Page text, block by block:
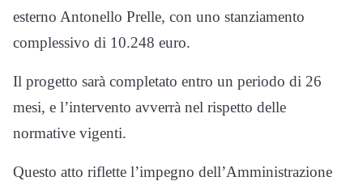
esterno Antonello Prelle, con uno stanziamento
complessivo di 10.248 euro.
Il progetto sarà completato entro un periodo di 26
mesi, e l’intervento avverrà nel rispetto delle
normative vigenti.
Questo atto riflette l’impegno dell’Amministrazione